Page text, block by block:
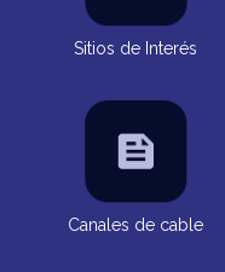
Sitios de Interés
Canales de cable